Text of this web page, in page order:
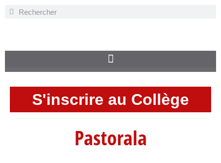
S'inscrire au Collège
Pastorala